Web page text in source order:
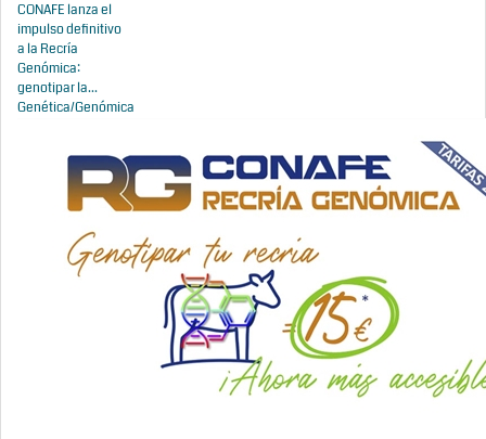
CONAFE lanza el
impulso definitivo
a la Recría
Genómica:
genotipar la...
Genética/Genómica